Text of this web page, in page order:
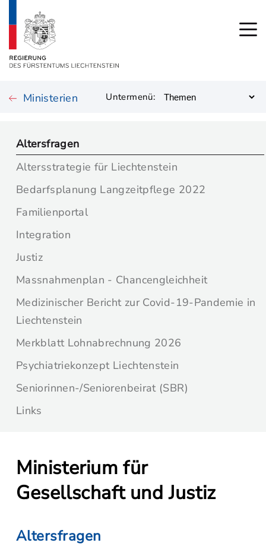
Ministerien Untermenü:
Altersfragen
Altersstrategie für Liechtenstein
Bedarfsplanung Langzeitpflege 2022
Familienportal
Integration
Justiz
Massnahmenplan - Chancengleichheit
Medizinischer Bericht zur Covid-19-Pandemie in
Liechtenstein
Merkblatt Lohnabrechnung 2026
Psychiatriekonzept Liechtenstein
Seniorinnen-/Seniorenbeirat (SBR)
Links
Ministerium für
Gesellschaft und Justiz
Altersfragen